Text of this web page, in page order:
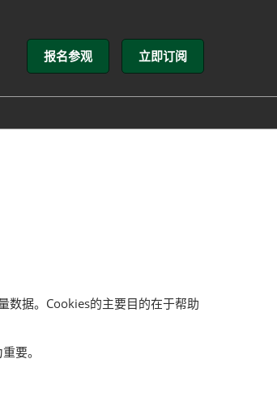
报名参观 立即订阅
数据。Cookies的主要目的在于帮助
要。